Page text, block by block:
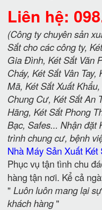
Liên hệ:
(Công ty chuyên sản
Sắt cho các công ty,
Gia Đình, Két Sắt Văn
Cháy, Két Sắt Vân
Mã, Két Sắt Xuất
Chung Cư, Két Sắt An
Hãng, Két Sắt Phong
Bạc, Safes... Nhận đặt
trình chung cư, bệnh
Nhà Máy Sản Xuất
Phục vụ tận tình chu
hàng tận nơi. Kể cả
" Luôn luôn mang lại
khách hàng"